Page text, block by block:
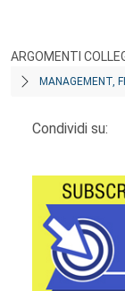
ARGOMENTI
MANAGEMENT,
Condividi su: